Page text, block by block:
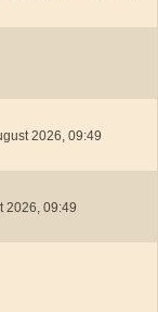
2026, 09:49
2026, 09:49